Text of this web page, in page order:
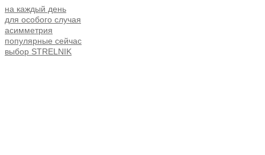
на каждый день
для особого случая
асимметрия
популярные сейчас
выбор STRELNIK